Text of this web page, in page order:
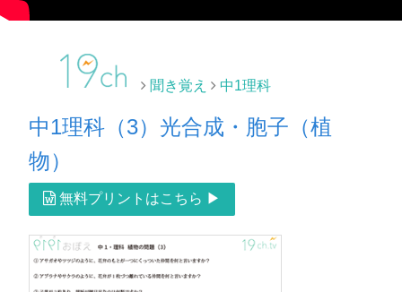
聞き覚え 中1理科
中1理科（3）光合成・胞子（植
物）
無料プリントはこちら ▶